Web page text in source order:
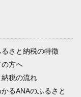
るさと納税の特徴
の方へ
税の流れ
るANAのふるさと